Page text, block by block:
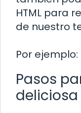
HTML para
de nuestro
Por ejemplo:
Pasos